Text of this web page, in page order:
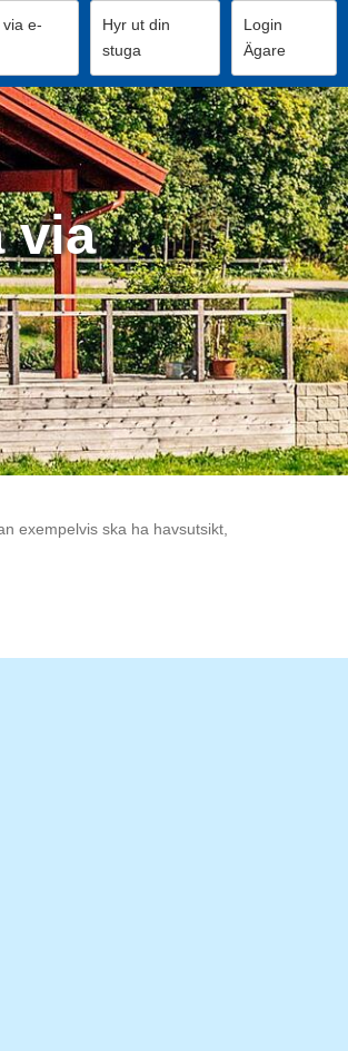
via e-
Hyr ut din
stuga
Login
Ägare
via
exempelvis ska ha havsutsikt,